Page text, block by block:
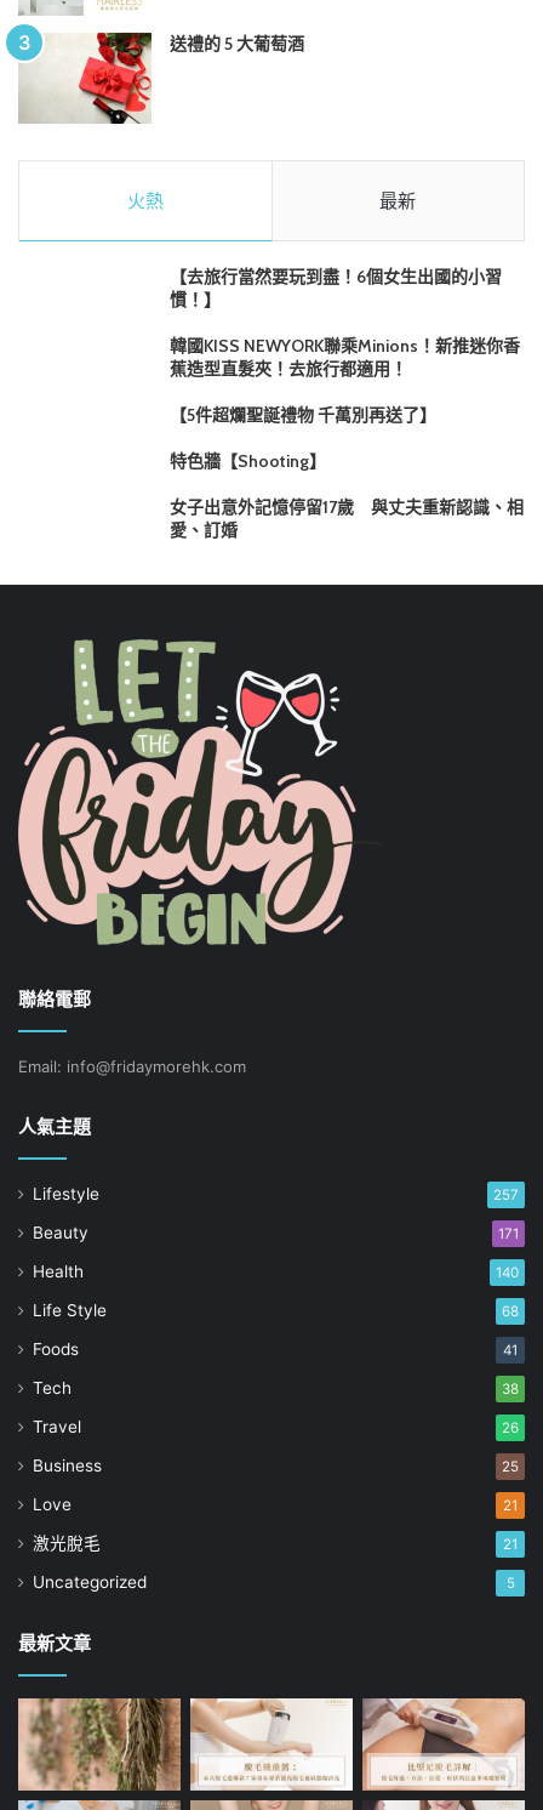
送禮的 5 大葡萄酒
火熱 最新
【去旅行當然要玩到盡！6個女生出國的小習
慣！】
韓國KISS NEWYORK聯乘Minions！新推迷你香
蕉造型直髮夾！去旅行都適用！
【5件超爛聖誕禮物 千萬別再送了】
特色牆【Shooting】
女子出意外記憶停留17歲 與丈夫重新認識、相
愛、訂婚
聯絡電郵
Email: info@fridaymorehk.com
人氣主題
Lifestyle 257
Beauty 171
Health 140
Life Style 68
Foods 41
Tech 38
Travel 26
Business 25
Love 21
激光脫毛 21
Uncategorized 5
最新文章